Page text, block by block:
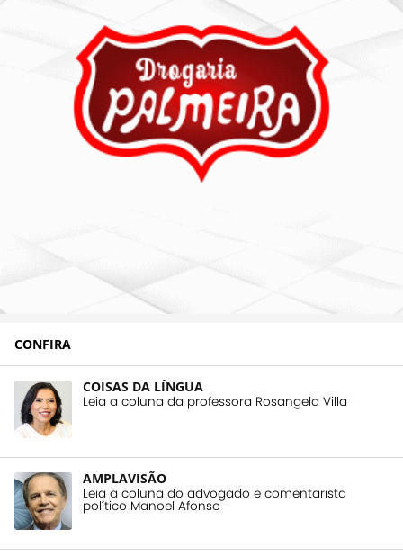
CONFIRA
COISAS DA LÍNGUA
Leia a coluna da professora Rosangela Villa
AMPLAVISÃO
Leia a coluna do advogado e comentarista
político Manoel Afonso